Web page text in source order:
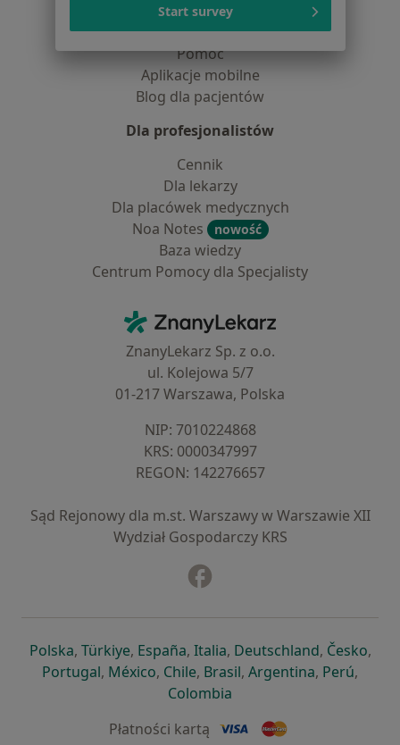
Usługi i zabiegi
Choroby
Pomoc
Aplikacje mobilne
Blog dla pacjentów
Dla profesjonalistów
Cennik
Dla lekarzy
Dla placówek medycznych
Noa Notes
nowość
Baza wiedzy
Centrum Pomocy dla Specjalisty
ZnanyLekarz - Strona główna
ZnanyLekarz Sp. z o.o.
ul. Kolejowa 5/7
01-217 Warszawa, Polska
NIP: ⁠7010224868
KRS: ⁠0000347997
REGON: ⁠142276657
Sąd Rejonowy dla m.st. Warszawy w Warszawie XII
Wydział Gospodarczy KRS
Polskaotwiera się w nowej karcie
, Türkiyeotwiera się w nowej karcie
, Españaotwiera się w nowej karcie
, Italiaotwiera się w nowej
, Deutschlandotwiera się
, Česko,
Portugalotwiera się w nowej karcie
, Méxicootwiera się w nowej karcie
, Chileotwiera się w nowej karcie
, Brasilotwiera się w nowej
, Argentinaotwiera się
, Perú,
Colombia
Płatności kartą
Start survey